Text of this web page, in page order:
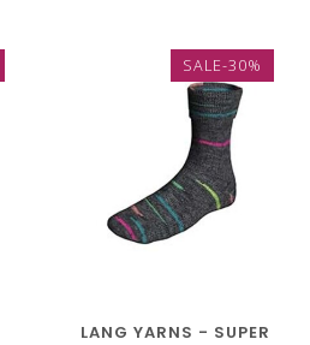
SALE-30%
LANG YARNS - SUPER